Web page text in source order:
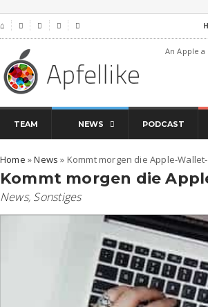
⌂    
An Apple
TEAM NEWS PODCAST
Home »News » Kommt morgen die Apple-
Kommt morgen die
News, Sonstiges